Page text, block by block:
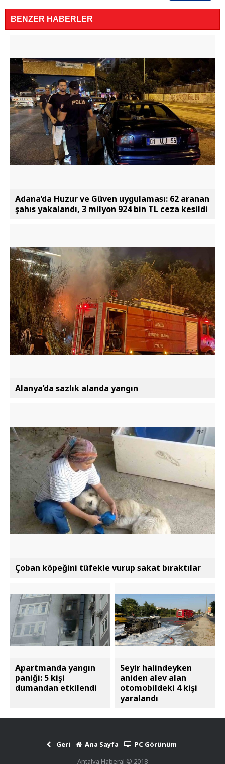
BENZER HABERLER
Adana’da Huzur ve Güven uygulaması: 62 aranan
şahıs yakalandı, 3 milyon 924 bin TL ceza kesildi
Alanya’da sazlık alanda yangın
Çoban köpeğini tüfekle vurup sakat bıraktılar
Apartmanda yangın
paniği: 5 kişi
dumandan etkilendi
Seyir halindeyken
aniden alev alan
otomobildeki 4 kişi
yaralandı
Geri Ana Sayfa
PC Görünüm
Antalya Haberal © 2018